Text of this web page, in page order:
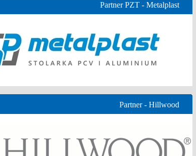
Partner PZT - Metalplast
Partner - Hillwood